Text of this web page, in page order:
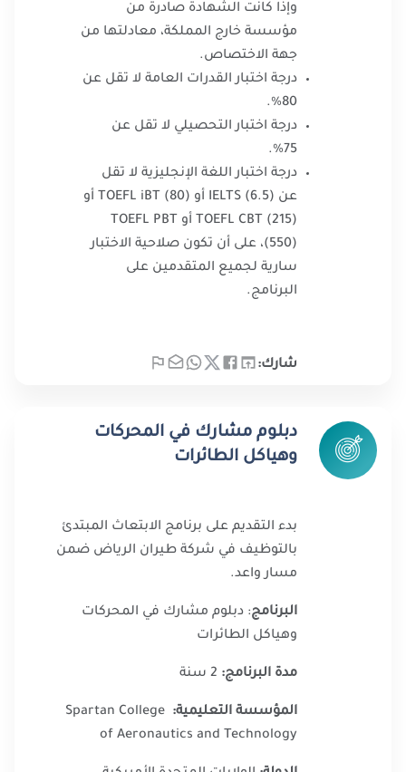
وإذا كانت الشهادة صادرة من
مؤسسة خارج المملكة، معادلتها من
جهة الاختصاص.
درجة اختبار القدرات العامة لا تقل عن
80%.
درجة اختبار التحصيلي لا تقل عن
75%.
درجة اختبار اللغة الإنجليزية لا تقل
عن (6.5) IELTS أو TOEFL iBT (80) أو
TOEFL CBT (215) أو TOEFL PBT
(550)، على أن تكون صلاحية الاختبار
سارية لجميع المتقدمين على
البرنامج. ​
شارك:
دبلوم مشارك في المحركات
وهياكل الطائرات
بدء التقديم على برنامج الابتعاث المبتدئ
بالتوظيف في شركة طيران الرياض ضمن
مسار واعد.
البرنامج: دبلوم مشارك في المحركات
وهياكل الطائرات
مدة البرنامج: 2 سنة
المؤسسة التعليمية: Spartan College
of Aeronautics and Technology